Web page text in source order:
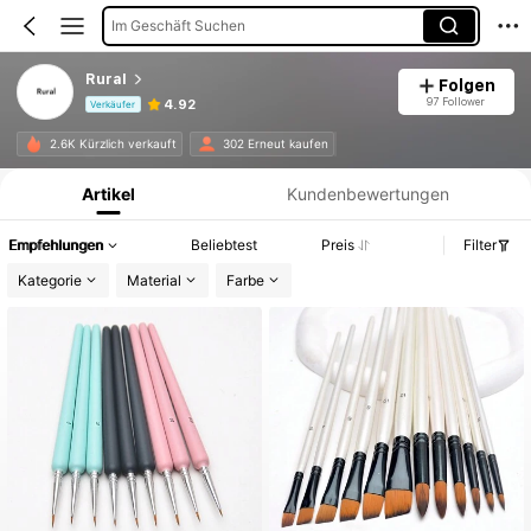
Im Geschäft Suchen
Rural
Verkäufer 4.92
Folgen
97 Follower
2.6K Kürzlich verkauft 302 Erneut kaufen
Produktinformation: Preisangabe, Verkaufs- und Lagerbestandsdetails.
Artikel Kundenbewertungen
Empfehlungen Beliebtest Preis
Filter
Kategorie
Material Farbe